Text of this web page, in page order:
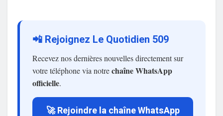
📲 Rejoignez Le Quotidien 509
Recevez nos dernières nouvelles directement sur
votre téléphone via notrechaîne WhatsApp
officielle.
🚀 Rejoindre la chaîne WhatsApp